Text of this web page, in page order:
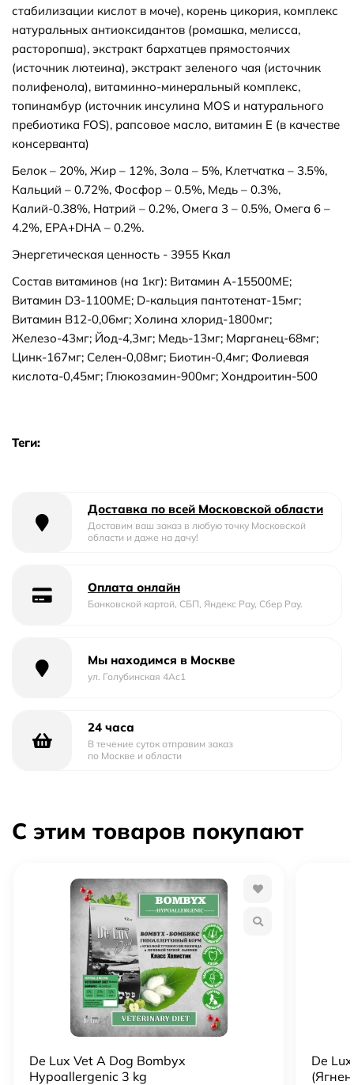
стабилизации кислот в моче), корень цикория, комплекс
натуральных антиоксидантов (ромашка, мелисса,
расторопша), экстракт бархатцев прямостоячих
(источник лютеина), экстракт зеленого чая (источник
полифенола), витаминно-минеральный комплекс,
топинамбур (источник инсулина MOS и натурального
пребиотика FOS), рапсовое масло, витамин Е (в качестве
консерванта)
Белок – 20%, Жир – 12%, Зола – 5%, Клетчатка – 3.5%,
Кальций – 0.72%, Фосфор – 0.5%, Медь – 0.3%,
Калий-0.38%, Натрий – 0.2%, Омега 3 – 0.5%, Омега 6 –
4.2%, EPA+DHA – 0.2%.
Энергетическая ценность - 3955 Ккал
Состав витаминов (на 1кг): Витамин А-15500МЕ;
Витамин D3-1100МЕ; D-кальция пантотенат-15мг;
Витамин В12-0,06мг; Холина хлорид-1800мг;
Железо-43мг; Йод-4,3мг; Медь-13мг; Марганец-68мг;
Цинк-167мг; Селен-0,08мг; Биотин-0,4мг; Фолиевая
кислота-0,45мг; Глюкозамин-900мг; Хондроитин-500
Теги:
Доставка по всей Московской области
Доставим ваш заказ в любую точку Московской
области и даже на дачу!
Оплата онлайн
Банковской картой, СБП, Яндекс Pay, Сбер Pay.
Мы находимся в Москве
ул. Голубинская 4Ас1
24 часа
В течение суток отправим заказ
по Москве и области
С этим товаров покупают
De Lux Vet A Dog Bombyx
Hypoallergenic 3 kg
De